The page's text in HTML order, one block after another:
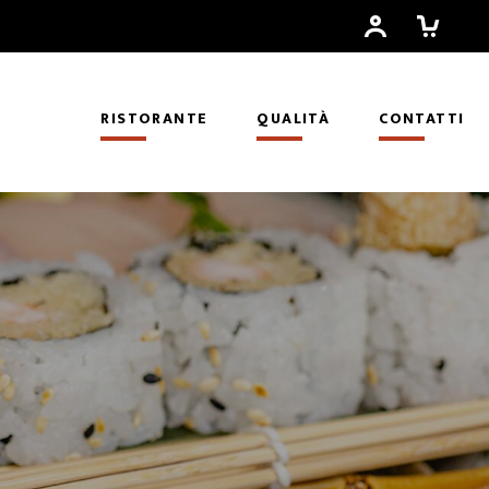
RISTORANTE QUALITÀ CONTATTI